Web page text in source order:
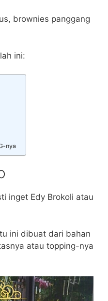
brownies panggang
ini:
nya
inget Edy Brokoli atau
ini dibuat dari bahan
atau topping-nya